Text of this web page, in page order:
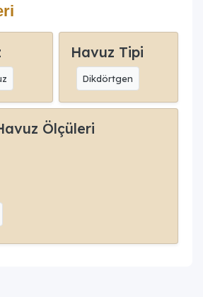
Havuz Tipi
Dikdörtgen
Ölçüleri